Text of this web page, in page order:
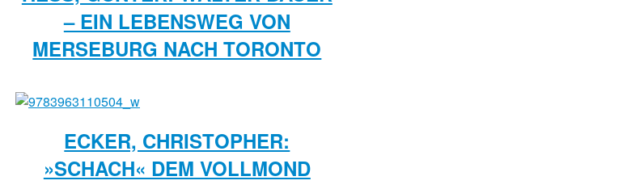
– EIN LEBENSWEG VON
MERSEBURG NACH TORONTO
ECKER, CHRISTOPHER:
»SCHACH« DEM VOLLMOND